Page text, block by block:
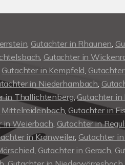
, Gutachter in Rhaunen,
, Gutachter in
Gutachter in Kempfeld,
in Niederhambach,
in Thallichtenberg,Gutachter in
Mittelreidenbach,Gutachter in
in Weierbach, Gutachter in
in Kronweiler, Gutachter
, Gutachter in Gerach,